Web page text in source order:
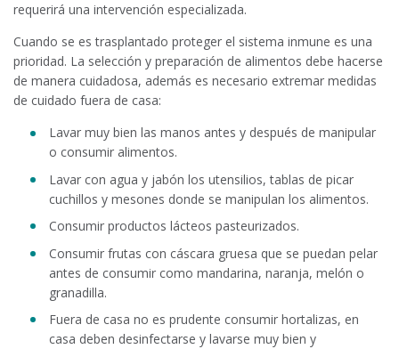
requerirá una intervención especializada.
Cuando se es trasplantado proteger el sistema inmune es una
prioridad. La selección y preparación de alimentos debe hacerse
de manera cuidadosa, además es necesario extremar medidas
de cuidado fuera de casa:
Lavar muy bien las manos antes y después de manipular
o consumir alimentos.
Lavar con agua y jabón los utensilios, tablas de picar
cuchillos y mesones donde se manipulan los alimentos.
Consumir productos lácteos pasteurizados.
Consumir frutas con cáscara gruesa que se puedan pelar
antes de consumir como mandarina, naranja, melón o
granadilla.
Fuera de casa no es prudente consumir hortalizas, en
casa deben desinfectarse y lavarse muy bien y